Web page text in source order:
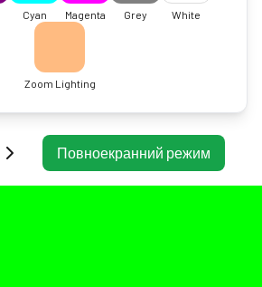
Cyan Magenta Grey White
Zoom Lighting
Повноекранний режим